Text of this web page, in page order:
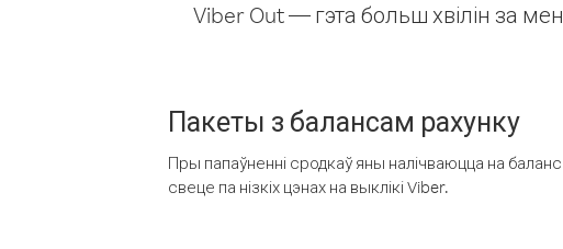
Viber Out — гэта больш хвілін за
Пакеты з балансам рахунку
Пры папаўненні сродкаў яны налічваюцца на
свеце па нізкіх цэнах на выклікі Viber.